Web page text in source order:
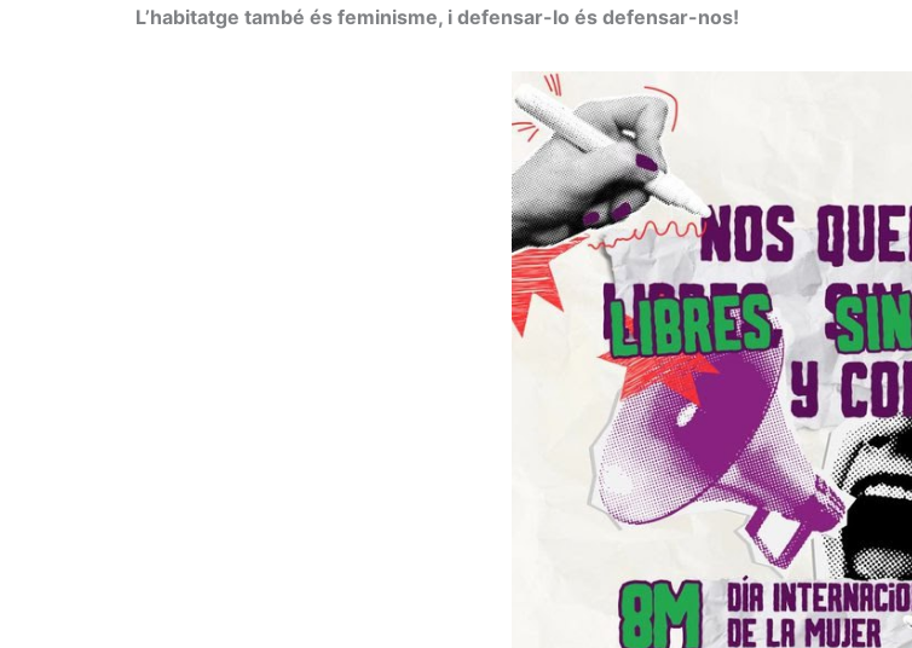
L’habitatge també és feminisme, i defensar-lo és defensar-nos!